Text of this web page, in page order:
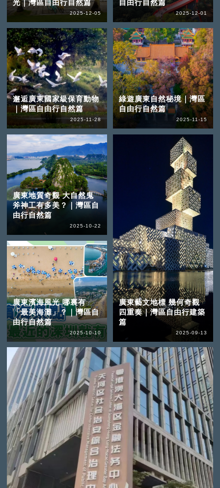
光｜灣區自由行自然篇
2025-12-05
自由行自然篇
2025-12-01
邂逅廣東國家級保育動物
｜灣區自由行自然篇
2025-11-28
綠遊廣東自然秘境｜灣區
自由行自然篇
2025-11-15
廣東地質奇觀 大自然鬼
斧神工有多美？｜灣區自
由行自然篇
2025-10-22
廣東濱海風光 哪裏有
「最美海灘」？｜灣區自
由行自然篇
2025-10-10
廣東藝文地標 幾何奇觀
四重奏｜灣區自由行建築
篇
2025-09-13